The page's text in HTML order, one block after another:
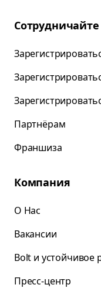
Партнёрам
Франшиза
Компания
О Нас
Вакансии
Bolt и устойчивое
Пресс-центр